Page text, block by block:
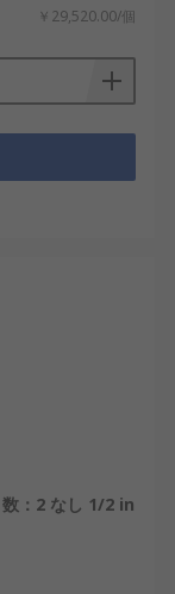
￥29,520.00/個
数：2 なし 1/2 in